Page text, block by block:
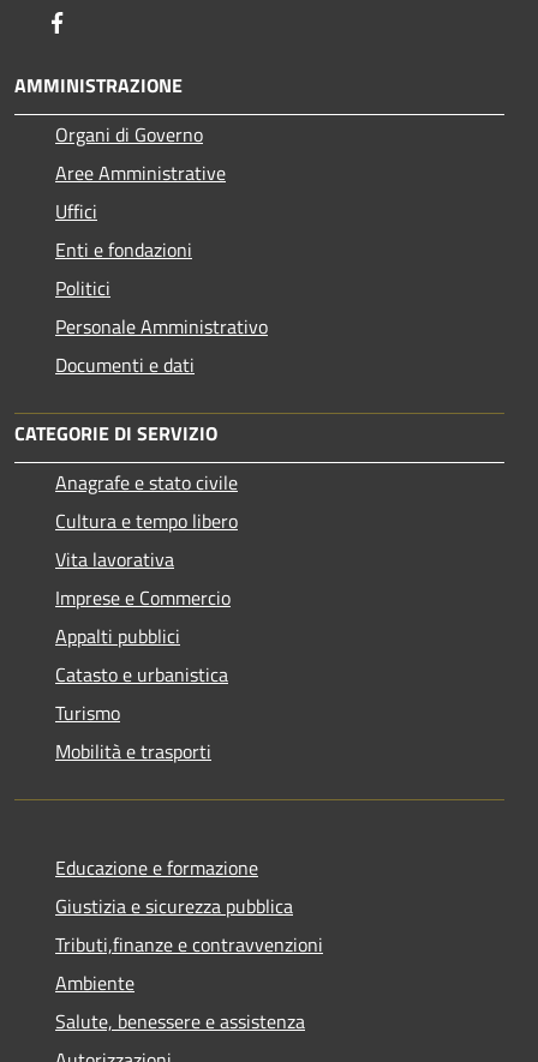
AMMINISTRAZIONE
Organi di Governo
Aree Amministrative
Uffici
Enti e fondazioni
Politici
Personale Amministrativo
Documenti e dati
CATEGORIE DI SERVIZIO
Anagrafe e stato civile
Cultura e tempo libero
Vita lavorativa
Imprese e Commercio
Appalti pubblici
Catasto e urbanistica
Turismo
Mobilità e trasporti
Educazione e formazione
Giustizia e sicurezza pubblica
Tributi,finanze e contravvenzioni
Ambiente
Salute, benessere e assistenza